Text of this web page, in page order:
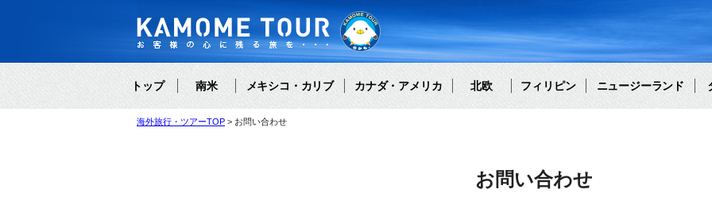
トップ 南米 メキシコ・カリブ カナダ・アメリカ 北欧 フィリピン ニュージーランド
海外旅行・ツアーTOP お問い合わせ
お問い合わせ